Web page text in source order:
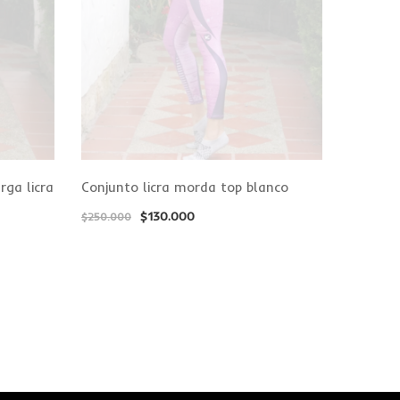
licra
Conjunto licra morda top blanco
$250.000 $130.000